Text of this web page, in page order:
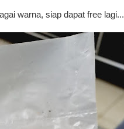
warna, siap dapat free lagi...